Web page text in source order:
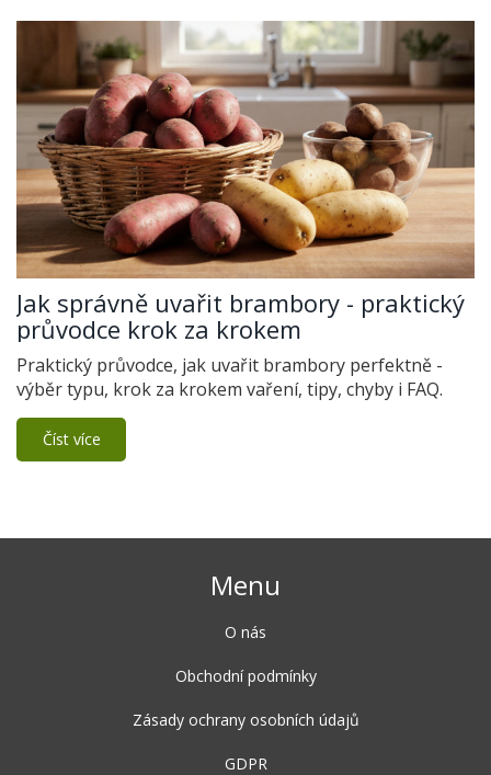
Jak správně uvařit brambory - praktický
průvodce krok za krokem
Praktický průvodce, jak uvařit brambory perfektně -
výběr typu, krok za krokem vaření, tipy, chyby i FAQ.
Číst více
Menu
O nás
Obchodní podmínky
Zásady ochrany osobních údajů
GDPR